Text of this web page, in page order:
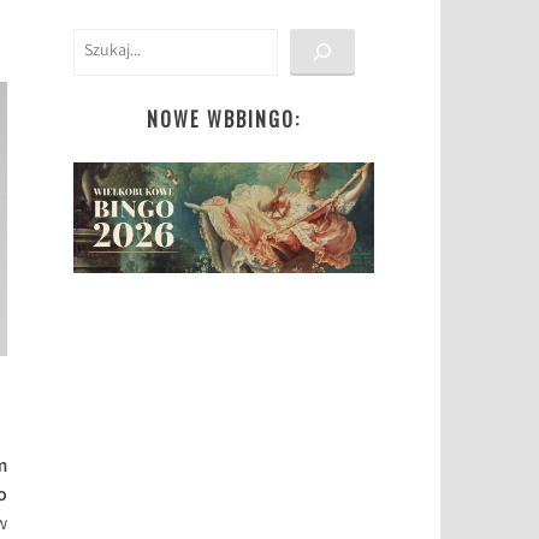
Szukaj
NOWE WBBINGO: